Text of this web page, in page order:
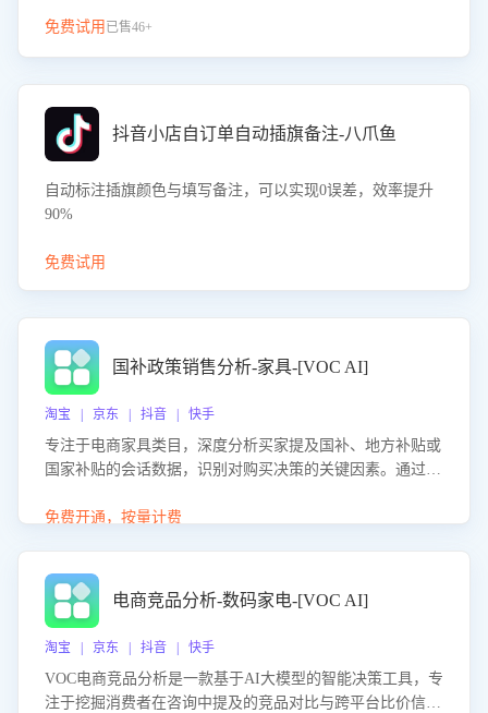
免费试用 已售46+
抖音小店自订单自动插旗备注-八爪鱼
自动标注插旗颜色与填写备注，可以实现0误差，效率提升
90%
免费试用
国补政策销售分析-家具-[VOC AI]
淘宝 | 京东 | 抖音 | 快手
专注于电商家具类目，深度分析买家提及国补、地方补贴或
国家补贴的会话数据，识别对购买决策的关键因素。通过AI
化策略，助力商家利用国补政策提升GMV。
免费开通，按量计费
电商竞品分析-数码家电-[VOC AI]
淘宝 | 京东 | 抖音 | 快手
VOC电商竞品分析是一款基于AI大模型的智能决策工具，专
注于挖掘消费者在咨询中提及的竞品对比与跨平台比价信